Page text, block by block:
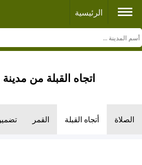
الرئيسية
اتجاه القبلة من
الصلاة أتجاه القبلة القمر